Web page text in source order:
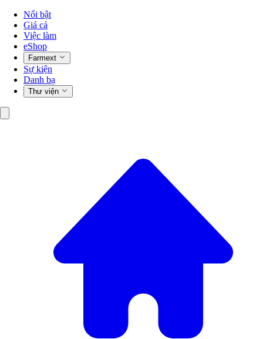
Nổi bật
Giá cả
Việc làm
eShop
Farmext
Sự kiện
Danh bạ
Thư viện